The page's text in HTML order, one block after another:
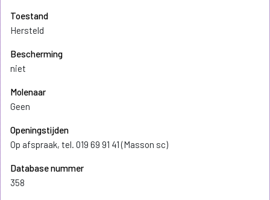
Toestand
Hersteld
Bescherming
niet
Molenaar
Geen
Openingstijden
Op afspraak, tel. 019 69 91 41 (Masson sc)
Database nummer
358